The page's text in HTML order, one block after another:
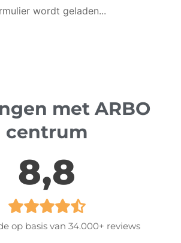
wordt geladen...
met ARBO
centrum
8,8
op basis van 34.000+ reviews